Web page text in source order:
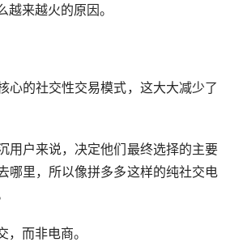
来越火的原因。
心的社交性交易模式，这大大减少了
用户来说，决定他们最终选择的主要
哪里，所以像拼多多这样的纯社交电
而非电商。